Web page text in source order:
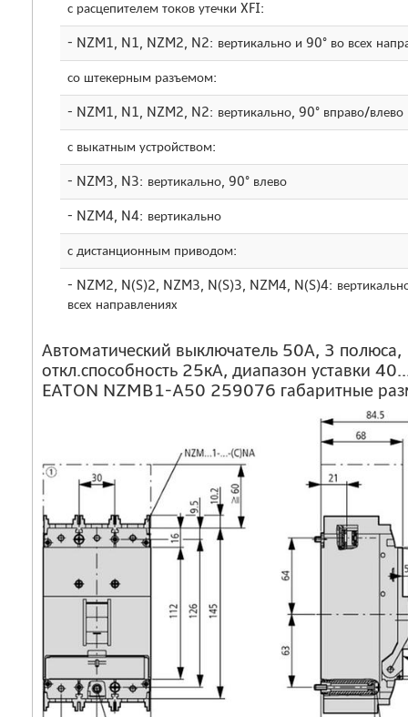
с расцепителем токов утечки XFI:
- NZM1, N1, NZM2, N2: вертикально и 90° во всех
со штекерным разъемом:
- NZM1, N1, NZM2, N2: вертикально, 90° вправо/влево
с выкатным устройством:
- NZM3, N3: вертикально, 90° влево
- NZM4, N4: вертикально
с дистанционным приводом:
- NZM2, N(S)2, NZM3, N(S)3, NZM4, N(S)4:
всех направлениях
Автоматический выключатель 50А, 3 полюса,
откл.способность 25кА, диапазон уставки
EATON NZMB1-A50 259076 габаритные